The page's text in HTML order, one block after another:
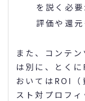
を説く必
評価や還
また、コンテ
は別に、とく
おいてはROI
スト対プロフ